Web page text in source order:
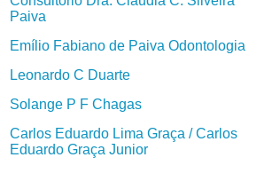
Paiva
Emílio Fabiano de Paiva Odontologia
Leonardo C Duarte
Solange P F Chagas
Carlos Eduardo Lima Graça / Carlos
Eduardo Graça Junior